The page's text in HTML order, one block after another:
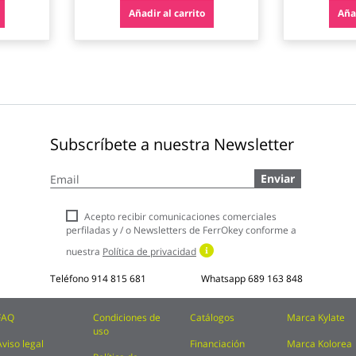
Añadir al carrito
Subscríbete a nuestra Newsletter
a
boletín
noticias:
Enviar
Acepto recibir comunicaciones comerciales
perfiladas y / o Newsletters de FerrOkey conforme a
nuestra Política de privacidad
Teléfono914 815 681 Whatsapp689 163 848
legal
Condiciones de
uso
Catálogos
Financiación
Marca Kylate
Marca Kolorea